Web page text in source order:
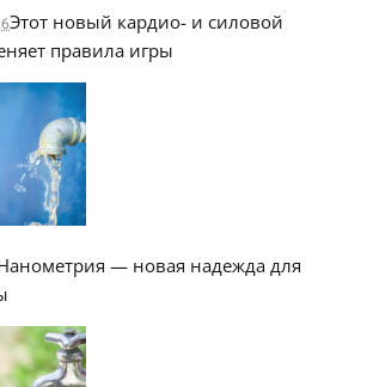
Этот новый кардио- и силовой
правила игры
— новая надежда для